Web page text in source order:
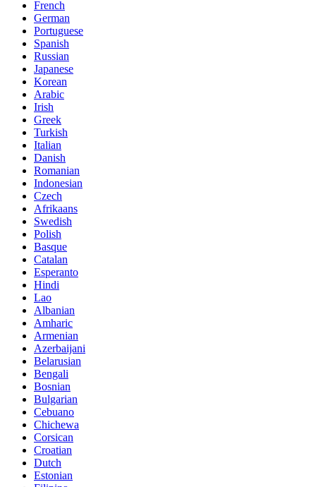
French
German
Portuguese
Spanish
Russian
Japanese
Korean
Arabic
Irish
Greek
Turkish
Italian
Danish
Romanian
Indonesian
Czech
Afrikaans
Swedish
Polish
Basque
Catalan
Esperanto
Hindi
Lao
Albanian
Amharic
Armenian
Azerbaijani
Belarusian
Bengali
Bosnian
Bulgarian
Cebuano
Chichewa
Corsican
Croatian
Dutch
Estonian